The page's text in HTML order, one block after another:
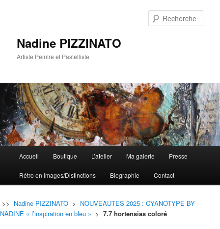
Nadine PIZZINATO
Artiste Peintre et Pastelliste
principal
Aller
au
contenu
principal
Aller
au
contenu
secondaire
Accueil Boutique L’atelier Ma galerie Presse
Rétro en images/Distinctions Biographie Contact
>> Nadine PIZZINATO > NOUVEAUTES 2025 : CYANOTYPE BY
NADINE « l’inspiration en bleu » > 7.7 hortensias coloré